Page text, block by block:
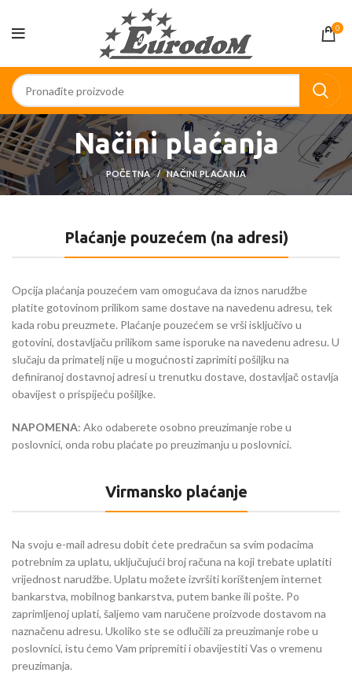
0
Načini plaćanja
POČETNA NAČINI PLAĆANJA
Plaćanje pouzećem (na adresi)
Opcija plaćanja pouzećem vam omogućava da iznos narudžbe
platite gotovinom prilikom same dostave na navedenu adresu, tek
kada robu preuzmete. Plaćanje pouzećem se vrši isključivo u
gotovini, dostavljaču prilikom same isporuke na navedenu adresu. U
slučaju da primatelj nije u mogućnosti zaprimiti pošiljku na
definiranoj dostavnoj adresi u trenutku dostave, dostavljač ostavlja
obavijest o prispijeću pošiljke.
NAPOMENA: Ako odaberete osobno preuzimanje robe u
poslovnici, onda robu plaćate po preuzimanju u poslovnici.
Virmansko plaćanje
Na svoju e-mail adresu dobit ćete predračun sa svim podacima
potrebnim za uplatu, uključujući broj računa na koji trebate uplatiti
vrijednost narudžbe. Uplatu možete izvršiti korištenjem internet
bankarstva, mobilnog bankarstva, putem banke ili pošte. Po
zaprimljenoj uplati, šaljemo vam naručene proizvode dostavom na
naznačenu adresu. Ukoliko ste se odlučili za preuzimanje robe u
poslovnici, istu ćemo Vam pripremiti i obavijestiti Vas o vremenu
preuzimanja.